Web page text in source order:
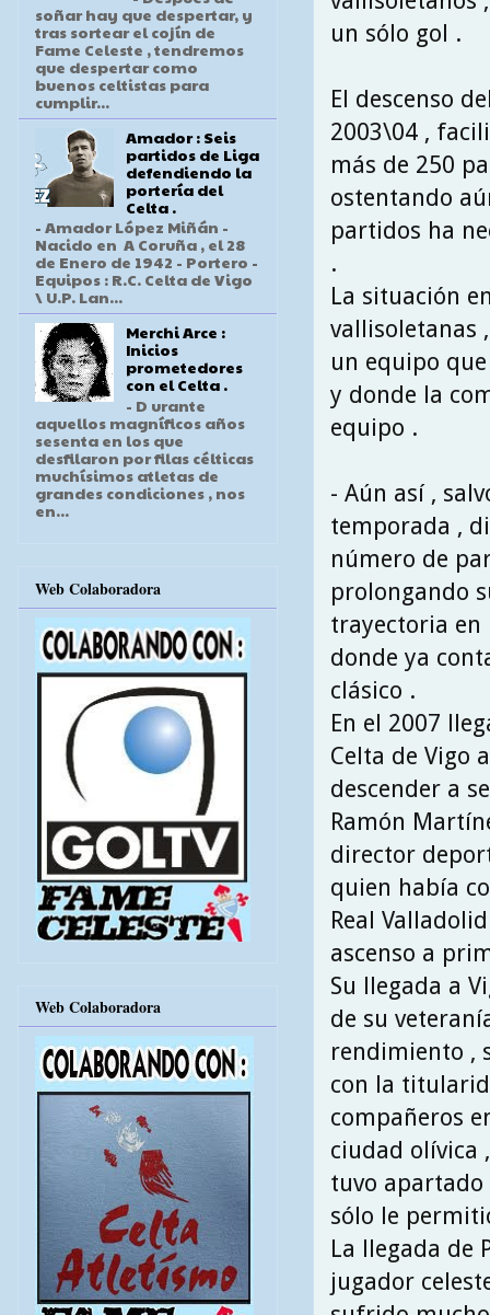
un sólo gol .
El descenso
2003\04 ,
más de 250
ostentando
partidos ha
.
La situación
vallisoletanas
un equipo
y donde la
equipo .
- Aún así ,
temporada ,
número de
prolongando
trayectoria en
donde ya
clásico .
En el 2007
Celta de Vigo
descender a
Ramón
director
quien había
Real
ascenso a
Su llegada a
de su
rendimiento ,
con la
compañeros
ciudad olívica
tuvo
sólo le
La llegada de
jugador
soñar hay que despertar, y
tras sortear el cojín de
Fame Celeste , tendremos
que despertar como
buenos celtistas para
cumplir...
Amador : Seis
partidos de Liga
defendiendo la
portería del
Celta .
- Amador López Miñán -
Nacido en A Coruña , el 28
de Enero de 1942 - Portero -
Equipos : R.C. Celta de Vigo
\ U.P. Lan...
Merchi Arce :
Inicios
prometedores
con el Celta .
- D urante
aquellos magníficos años
sesenta en los que
desfilaron por filas célticas
muchísimos atletas de
grandes condiciones , nos
en...
Web Colaboradora
Web Colaboradora